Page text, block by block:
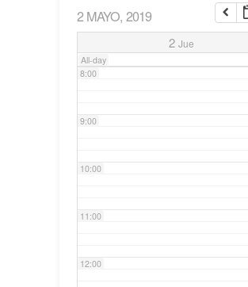
2 MAYO, 2019
2 Jue
All-day
7:00
8:00
9:00
10:00
11:00
12:00